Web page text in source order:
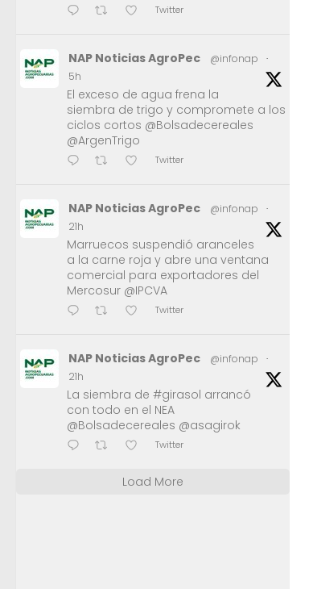
Twitter
NAP Noticias AgroPec @infonap
·
5h
El exceso de agua frena la
siembra de trigo y compromete a los
ciclos cortos @Bolsadecereales
@ArgenTrigo
Twitter
NAP Noticias AgroPec @infonap
·
21h
Marruecos suspendió aranceles
a la carne roja y abre una ventana
comercial para exportadores del
Mercosur @IPCVA
Twitter
NAP Noticias AgroPec @infonap
·
21h
La siembra de #girasol arrancó
con todo en el NEA
@Bolsadecereales @asagirok
Twitter
Load More